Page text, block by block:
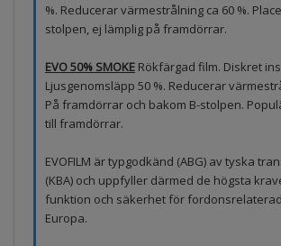
%. Reducerar värmestrålning ca 60 %.
stolpen, ej lämplig på framdörrar.
EVO 50% SMOKE Rökfärgad film. Diskret
Ljusgenomsläpp 50 %. Reducerar
På framdörrar och bakom B-stolpen.
till framdörrar.
EVOFILM är typgodkänd (ABG) av tyska
(KBA) och uppfyller därmed de högsta
funktion och säkerhet för
Europa.